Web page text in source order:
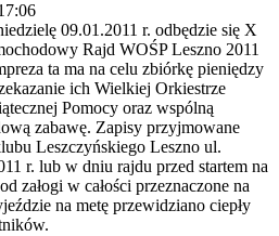
09.01.2011 r. odbędzie się X
Rajd WOŚP Leszno 2011
ta ma na celu zbiórkę pieniędzy
ich Wielkiej Orkiestrze
Pomocy oraz wspólną
zabawę. Zapisy przyjmowane
Leszczyńskiego Leszno ul.
r. lub w dniu rajdu przed startem na
załogi w całości przeznaczone na
na metę przewidziano ciepły